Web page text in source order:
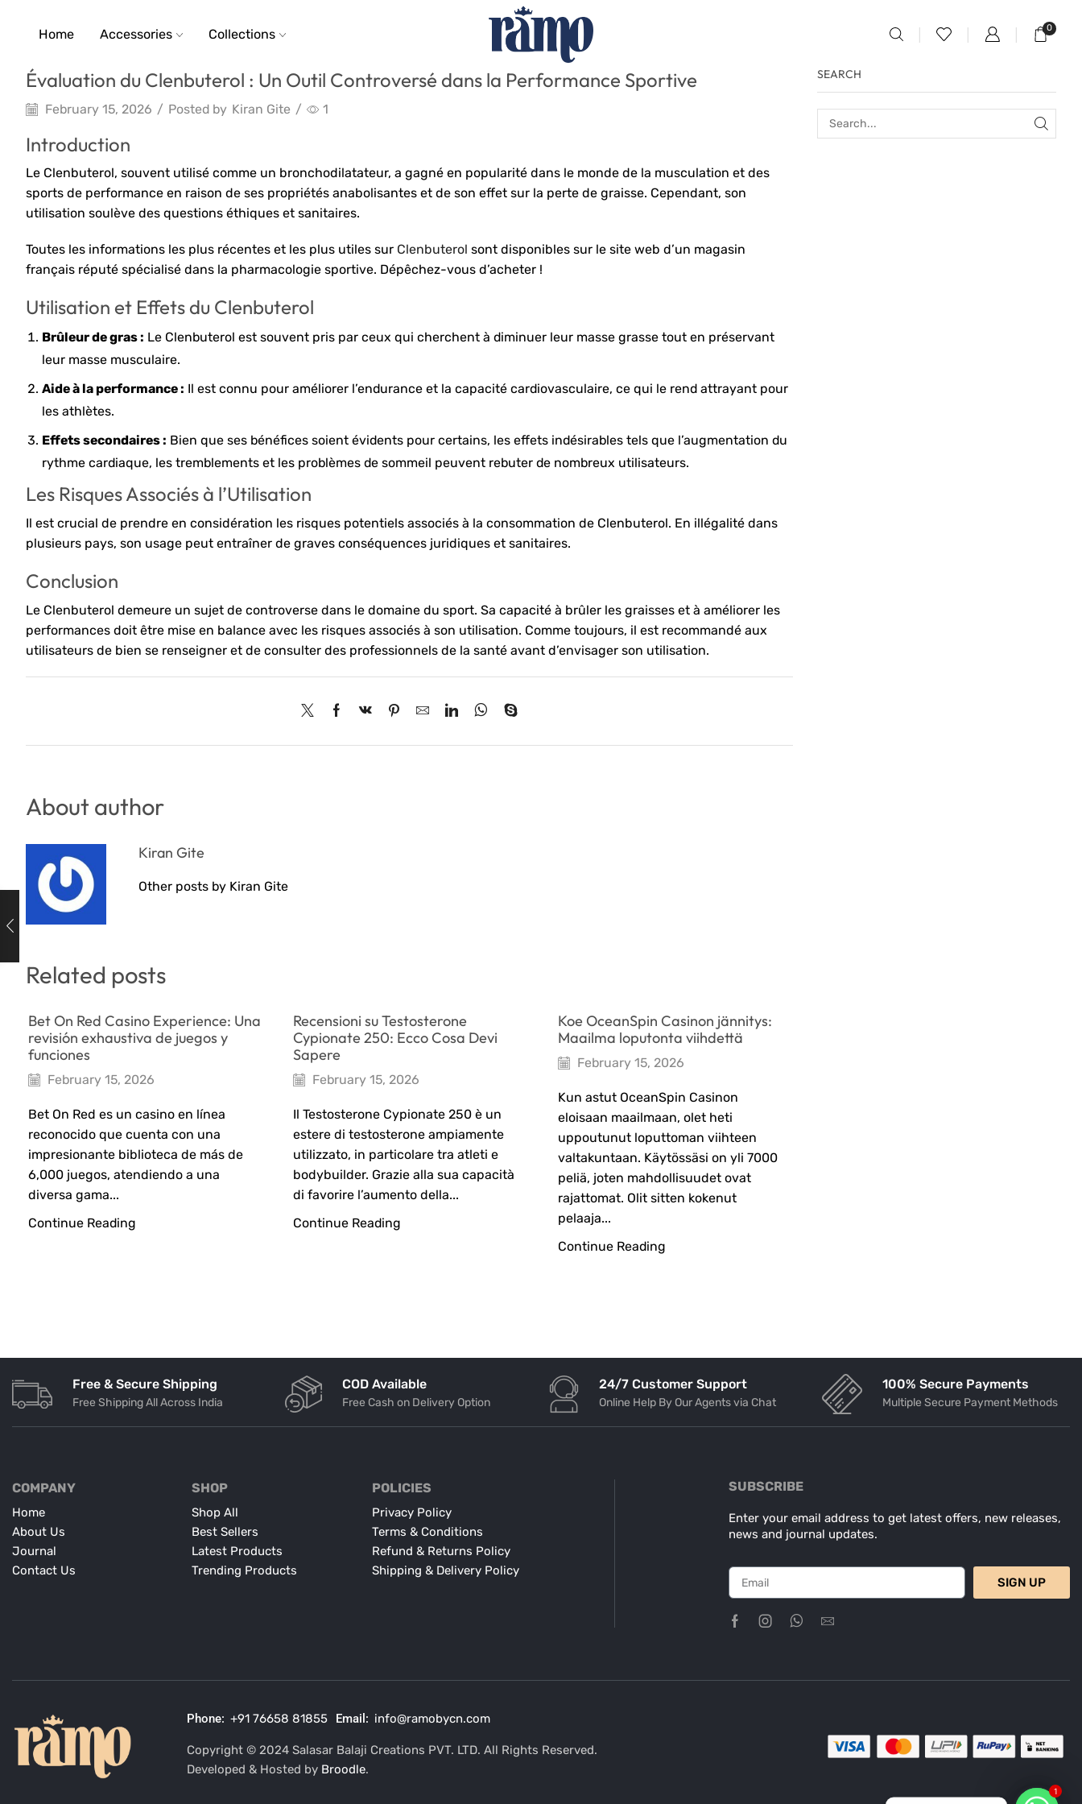
Home Accessories Collections 0
Évaluation du Clenbuterol : Un Outil Controversé dans la Performance Sportive
February 15, 2026 / Posted by Kiran Gite / 1
Introduction
Le Clenbuterol, souvent utilisé comme un bronchodilatateur, a gagné en popularité dans le monde de la musculation et des
sports de performance en raison de ses propriétés anabolisantes et de son effet sur la perte de graisse. Cependant, son
utilisation soulève des questions éthiques et sanitaires.
Toutes les informations les plus récentes et les plus utiles sur Clenbuterol sont disponibles sur le site web d’un magasin
français réputé spécialisé dans la pharmacologie sportive. Dépêchez-vous d’acheter !
Utilisation et Effets du Clenbuterol
Brûleur de gras : Le Clenbuterol est souvent pris par ceux qui cherchent à diminuer leur masse grasse tout en préservant
leur masse musculaire.
Aide à la performance : Il est connu pour améliorer l’endurance et la capacité cardiovasculaire, ce qui le rend attrayant pour
les athlètes.
Effets secondaires : Bien que ses bénéfices soient évidents pour certains, les effets indésirables tels que l’augmentation du
rythme cardiaque, les tremblements et les problèmes de sommeil peuvent rebuter de nombreux utilisateurs.
Les Risques Associés à l’Utilisation
Il est crucial de prendre en considération les risques potentiels associés à la consommation de Clenbuterol. En illégalité dans
plusieurs pays, son usage peut entraîner de graves conséquences juridiques et sanitaires.
Conclusion
Le Clenbuterol demeure un sujet de controverse dans le domaine du sport. Sa capacité à brûler les graisses et à améliorer les
performances doit être mise en balance avec les risques associés à son utilisation. Comme toujours, il est recommandé aux
utilisateurs de bien se renseigner et de consulter des professionnels de la santé avant d’envisager son utilisation.
About author
Kiran Gite
Other posts by Kiran Gite
Related posts
Bet On Red Casino Experience: Una
revisión exhaustiva de juegos y
funciones
February 15, 2026
Bet On Red es un casino en línea
reconocido que cuenta con una
impresionante biblioteca de más de
6,000 juegos, atendiendo a una
diversa gama...
Continue Reading
Recensioni su Testosterone
Cypionate 250: Ecco Cosa Devi
Sapere
February 15, 2026
Il Testosterone Cypionate 250 è un
estere di testosterone ampiamente
utilizzato, in particolare tra atleti e
bodybuilder. Grazie alla sua capacità
di favorire l’aumento della...
Continue Reading
Koe OceanSpin Casinon jännitys:
Maailma loputonta viihdettä
February 15, 2026
Kun astut OceanSpin Casinon
eloisaan maailmaan, olet heti
uppoutunut loputtoman viihteen
valtakuntaan. Käytössäsi on yli 7000
peliä, joten mahdollisuudet ovat
rajattomat. Olit sitten kokenut
pelaaja...
Continue Reading
SEARCH
Free & Secure Shipping
Free Shipping All Across India
COD Available
Free Cash on Delivery Option
24/7 Customer Support
Online Help By Our Agents via Chat
100% Secure Payments
Multiple Secure Payment Methods
COMPANY
Home
About Us
Journal
Contact Us
SHOP
Shop All
Best Sellers
Latest Products
Trending Products
POLICIES
Privacy Policy
Terms & Conditions
Refund & Returns Policy
Shipping & Delivery Policy
SUBSCRIBE
Enter your email address to get latest offers, new releases,
news and journal updates.
SIGN UP
Phone: +91 76658 81855 Email: info@ramobycn.com
Copyright © 2024 Salasar Balaji Creations PVT. LTD. All Rights Reserved.
Developed & Hosted by Broodle.
1